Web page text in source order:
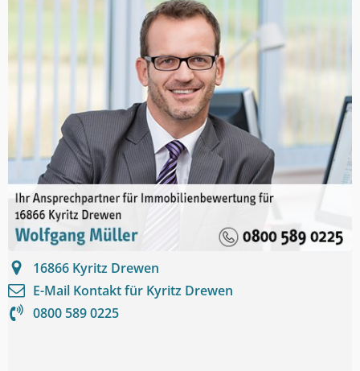
16866 Kyritz Drewen
E-Mail Kontakt für Kyritz Drewen
0800 589 0225